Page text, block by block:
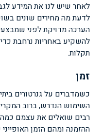
לאחר שיש לנו את המידע
לדעת מה מחירים שונים
הערכה מדויקת לפני
להשקיע באחריות נרחבת
תקלות.
זמן
כשמדברים על גנרטורים
השימוש הנדרש, ברוב
רבים שואלים את עצמם כמה
ההזמנה ומהם הזמן